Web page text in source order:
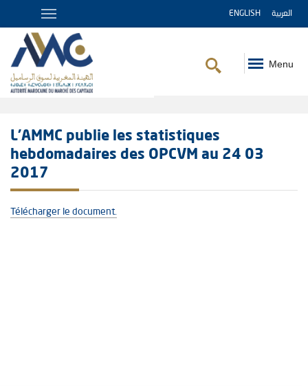
ENGLISH العربية
Menu
L'AMMC publie les statistiques
hebdomadaires des OPCVM au 24 03
2017
Télécharger le document.